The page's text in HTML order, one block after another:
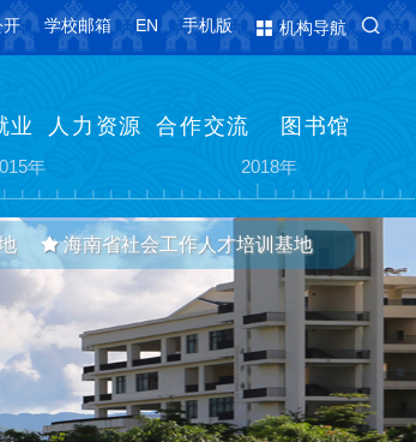
开 学校邮箱 EN 手机版 机构导航
业 人力资源 合作交流 图书馆
热带海洋学院
年
海南省海洋与渔业科学院整建制转隶
2018年
海南省社会工作人才培训基地